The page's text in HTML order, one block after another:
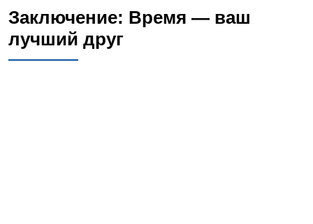
Заключение: Время — ваш
лучший друг